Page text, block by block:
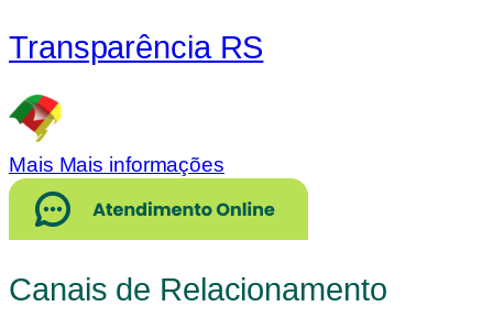
Transparência RS
Mais Mais informações
Canais de Relacionamento